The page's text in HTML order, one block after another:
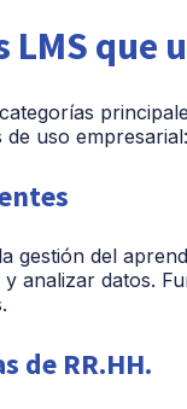
que
uso empresarial:
gestión del
analizar datos.
de RR.HH.